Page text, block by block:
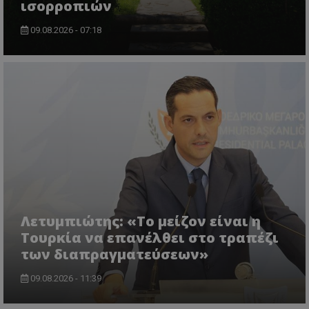
ισορροπιών
09.08.2026 - 07:18
Λετυμπιώτης: «Το μείζον είναι η
Τουρκία να επανέλθει στο τραπέζι
των διαπραγματεύσεων»
09.08.2026 - 11:39
VISITOR_PRIVACY_METADATA
YouTube
.youtube.com